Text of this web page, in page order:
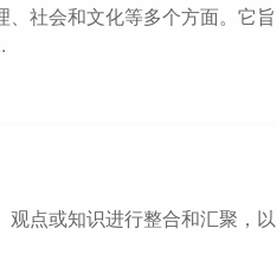
社会和文化等多个方面。它旨
点或知识进行整合和汇聚，以